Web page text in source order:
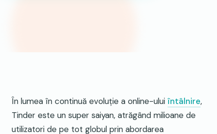
În lumea în continuă evoluție a online-ului întâlnire,
Tinder este un super saiyan, atrăgând milioane de
utilizatori de pe tot globul prin abordarea